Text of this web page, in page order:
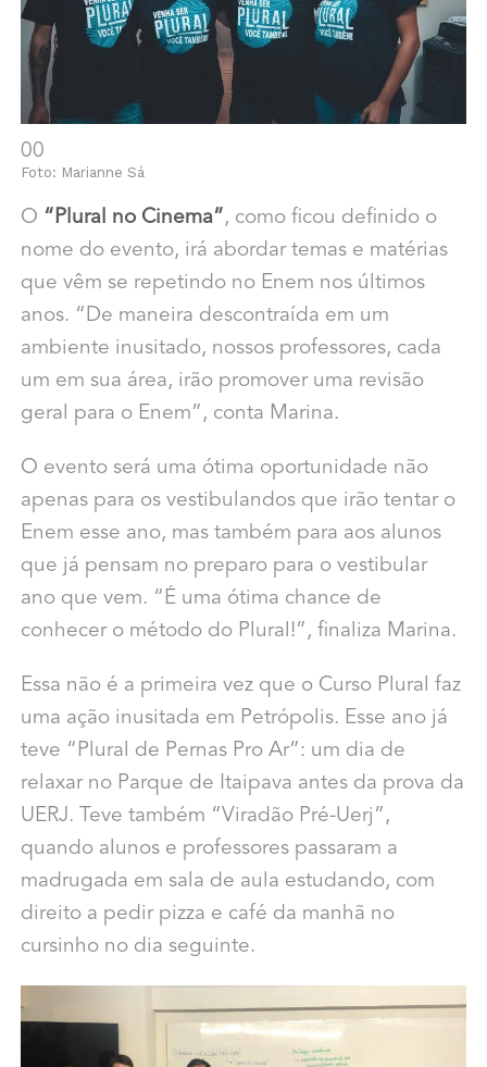
00
Foto: Marianne Sá
O “Plural no Cinema” , como ficou definido o
nome do evento, irá abordar temas e matérias
que vêm se repetindo no Enem nos últimos
anos. “De maneira descontraída em um
ambiente inusitado, nossos professores, cada
um em sua área, irão promover uma revisão
geral para o Enem”, conta Marina.
O evento será uma ótima oportunidade não
apenas para os vestibulandos que irão tentar o
Enem esse ano, mas também para aos alunos
que já pensam no preparo para o vestibular
ano que vem. “É uma ótima chance de
conhecer o método do Plural!”, finaliza Marina.
Essa não é a primeira vez que o Curso Plural faz
uma ação inusitada em Petrópolis. Esse ano já
teve “Plural de Pernas Pro Ar”: um dia de
relaxar no Parque de Itaipava antes da prova da
UERJ. Teve também “Viradão Pré-Uerj”,
quando alunos e professores passaram a
madrugada em sala de aula estudando, com
direito a pedir pizza e café da manhã no
cursinho no dia seguinte.